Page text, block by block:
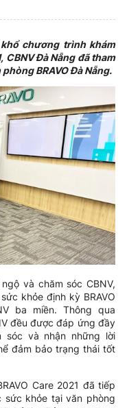
chương trình khám
CBNV Đà Nẵng đã tham
BRAVO Đà Nẵng.
và chăm sóc CBNV,
khỏe định kỳ BRAVO
ba miền. Thông qua
đều được đáp ứng đầy
sóc và nhận những lời
đảm bảo trạng thái tốt
Care 2021 đã tiếp
sức khỏe tại văn phòng